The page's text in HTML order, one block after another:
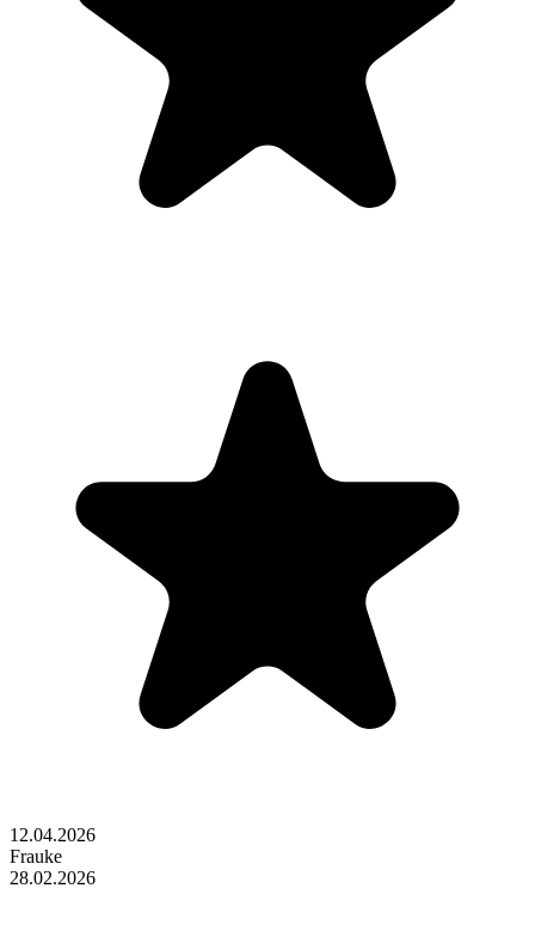
12.04.2026
Frauke
28.02.2026